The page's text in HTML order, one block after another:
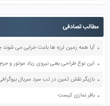
مطالب تصادفی
آیا همه زمین لرزه ها باعث خرابی می شوند چرا صفحه
بازیگر نقش ثمین در تب سرد سریال
باقر نمازی کیست